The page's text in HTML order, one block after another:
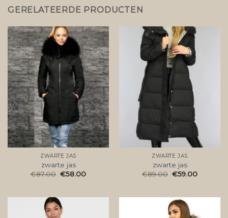
GERELATEERDE PRODUCTEN
ZWARTE JAS
zwarte jas
€87.00 €58.00
ZWARTE JAS
zwarte jas
€89.00 €59.00